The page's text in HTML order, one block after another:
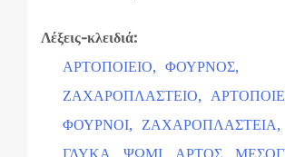
Λέξεις-κλειδιά:
ΑΡΤΟΠΟΙΕΙΟ, ΦΟΥΡΝΟΣ,
ΖΑΧΑΡΟΠΛΑΣΤΕΙΟ,
ΦΟΥΡΝΟΙ,
ΖΑΧΑΡΟΠΛΑΣΤΕΙΑ,
ΓΛΥΚΑ,
ΨΩΜΙ, ΑΡΤΟΣ,